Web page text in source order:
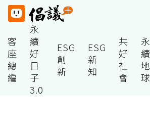
客
座
總
編
永
續
好
日
子
3.0
ESG
創
新
ESG
新
知
共
好
社
會
永
續
地
球